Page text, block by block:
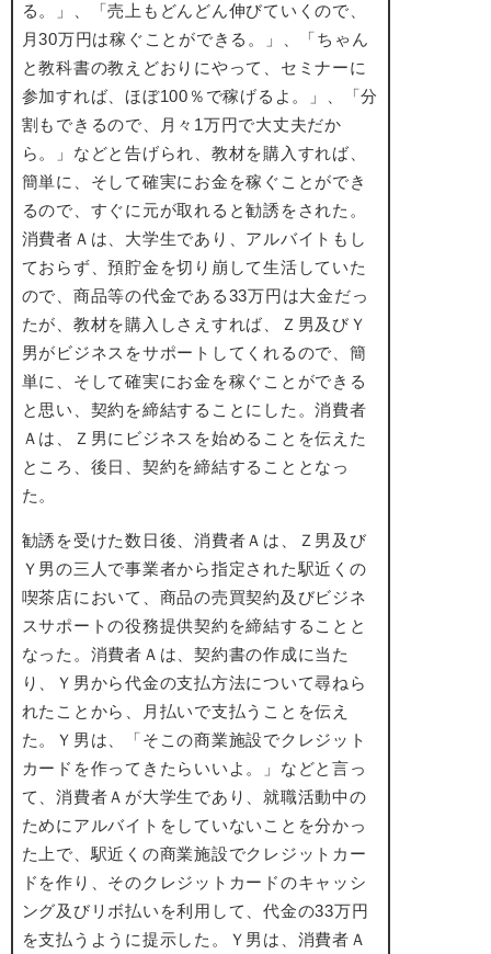
る。」、「売上もどんどん伸びていくので、
月30万円は稼ぐことができる。」、「ちゃん
と教科書の教えどおりにやって、セミナーに
参加すれば、ほぼ100％で稼げるよ。」、「分
割もできるので、月々1万円で大丈夫だか
ら。」などと告げられ、教材を購入すれば、
簡単に、そして確実にお金を稼ぐことができ
るので、すぐに元が取れると勧誘をされた。
消費者Ａは、大学生であり、アルバイトもし
ておらず、預貯金を切り崩して生活していた
ので、商品等の代金である33万円は大金だっ
たが、教材を購入しさえすれば、Ｚ男及びＹ
男がビジネスをサポートしてくれるので、簡
単に、そして確実にお金を稼ぐことができる
と思い、契約を締結することにした。消費者
Ａは、Ｚ男にビジネスを始めることを伝えた
ところ、後日、契約を締結することとなっ
た。
勧誘を受けた数日後、消費者Ａは、Ｚ男及び
Ｙ男の三人で事業者から指定された駅近くの
喫茶店において、商品の売買契約及びビジネ
スサポートの役務提供契約を締結することと
なった。消費者Ａは、契約書の作成に当た
り、Ｙ男から代金の支払方法について尋ねら
れたことから、月払いで支払うことを伝え
た。Ｙ男は、「そこの商業施設でクレジット
カードを作ってきたらいいよ。」などと言っ
て、消費者Ａが大学生であり、就職活動中の
ためにアルバイトをしていないことを分かっ
た上で、駅近くの商業施設でクレジットカー
ドを作り、そのクレジットカードのキャッシ
ング及びリボ払いを利用して、代金の33万円
を支払うように提示した。Ｙ男は、消費者Ａ